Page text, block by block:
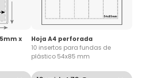
x
Hoja A4 perforada
10 insertos para fundas de
plástico 54x85 mm